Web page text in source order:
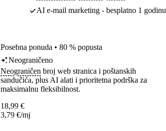
AI e-mail marketing - besplatno 1 godinu
Posebna ponuda • 80 % popusta
Neograničeno
Neograničen broj web stranica i poštanskih
sandučića, plus AI alati i prioritetna podrška za
maksimalnu fleksibilnost.
18,99 €
3,79 €/mj